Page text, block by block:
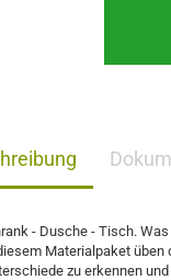
- Dusche - Tisch.
Materialpaket üben
zu erkennen